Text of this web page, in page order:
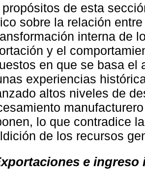
propósitos de esta
sobre la relación
interna de
y el
en que se basa el
experiencias
altos niveles de
lo que contradice
de los recursos
e ingreso